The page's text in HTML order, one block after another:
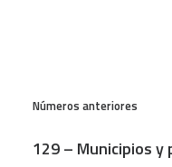
Números anteriores
129 – Municipios y